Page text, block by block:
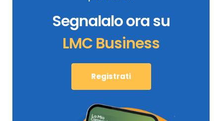
Segnalalo ora su
LMC Business
Registrati